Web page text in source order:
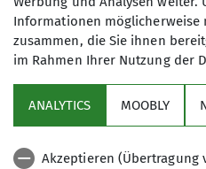
Links
Informationen möglicherweise
zusammen, die Sie ihnen
im Rahmen Ihrer Nutzung der
ANALYTICS MOOBLY
Akzeptieren (Übertragung